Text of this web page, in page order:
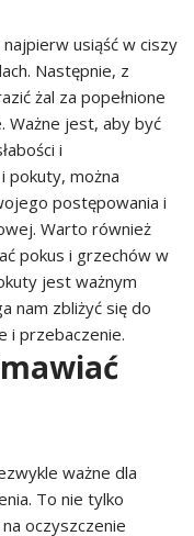
usiąść w ciszy
Następnie, z
żal za popełnione
Ważne jest, aby być
i
pokuty, można
postępowania i
Warto również
pokus i grzechów w
jest ważnym
nam zbliżyć się do
i przebaczenie.
ważne dla
To nie tylko
oczyszczenie